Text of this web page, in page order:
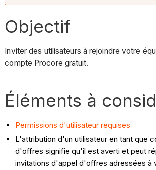
Objectif
Inviter des utilisateurs à rejoindre votre
compte Procore gratuit.
Éléments à
Permissions d'utilisateur requises
L'attribution d'un utilisateur en tant que
d'offres signifie qu'il est averti et peut
invitations d'appel d'offres adressées à